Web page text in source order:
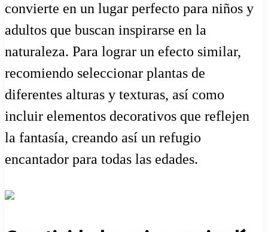
convierte en un lugar perfecto para niños y
adultos que buscan inspirarse en la
naturaleza. Para lograr un efecto similar,
recomiendo seleccionar plantas de
diferentes alturas y texturas, así como
incluir elementos decorativos que reflejen
la fantasía, creando así un refugio
encantador para todas las edades.